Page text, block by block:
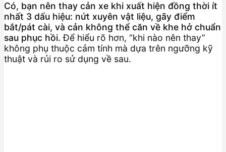
Có, bạn nên thay cản xe khi xuất hiện đồng thời ít
nhất 3 dấu hiệu: nứt xuyên vật liệu, gãy điểm
bắt/pát cài, và cản không thể căn về khe hở chuẩn
sau phục hồi. Để hiểu rõ hơn, “khi nào nên thay”
không phụ thuộc cảm tính mà dựa trên ngưỡng kỹ
thuật và rủi ro sử dụng về sau.